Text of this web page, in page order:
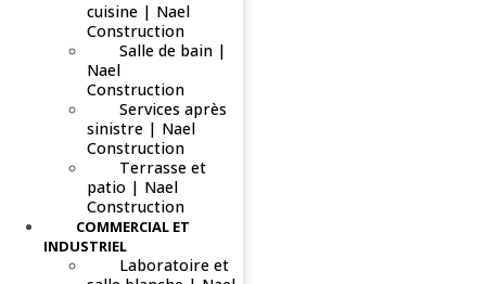
cuisine | Nael
Construction
Salle de bain |
Nael
Construction
Services après
sinistre | Nael
Construction
Terrasse et
patio | Nael
Construction
COMMERCIAL ET
INDUSTRIEL
Laboratoire et